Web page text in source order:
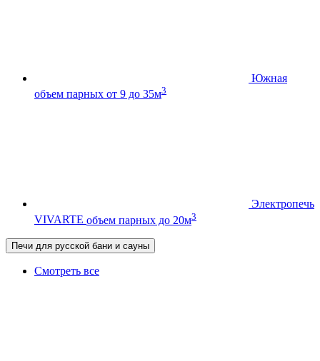
Южная
объем парных от 9 до 35м3
Электропечь
VIVARTE объем парных до 20м3
Печи для русской бани и сауны
Смотреть все